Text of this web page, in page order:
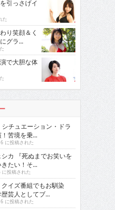
引っさげイ
た
り笑顔＆く
グラ...
で大胆な体
チュエーション・ドラ
苦境を乗...
に投稿された
カ 『死ぬまでお笑いを
たい！そ...
投稿された
イズ番組でもお馴染
芸人としてブ...
に投稿された